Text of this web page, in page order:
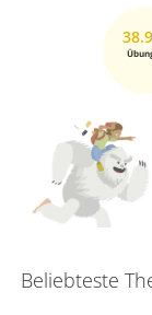
Beliebteste